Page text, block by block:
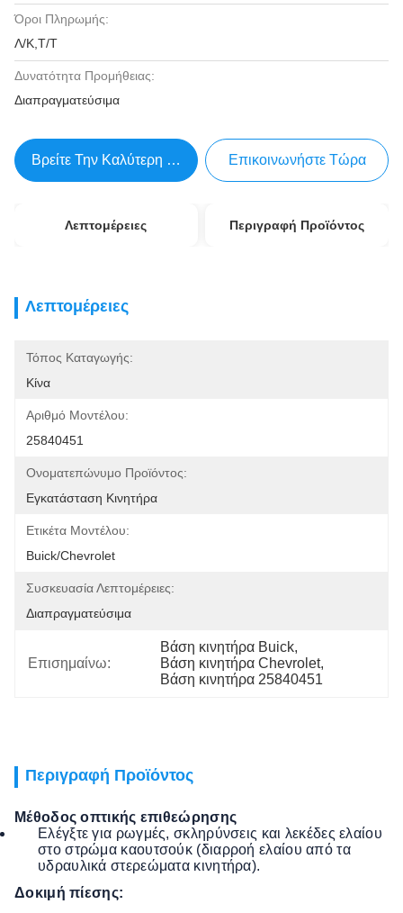
Όροι Πληρωμής:
Λ/Κ,Τ/Τ
Δυνατότητα Προμήθειας:
Διαπραγματεύσιμα
Βρείτε Την Καλύτερη Τιμή Επικοινωνήστε Τώρα
Λεπτομέρειες Περιγραφή Προϊόντος
Λεπτομέρειες
Τόπος Καταγωγής:
Κίνα
Αριθμό Μοντέλου:
25840451
Ονοματεπώνυμο Προϊόντος:
Εγκατάσταση Κινητήρα
Ετικέτα Μοντέλου:
Buick/Chevrolet
Συσκευασία Λεπτομέρειες:
Διαπραγματεύσιμα
Επισημαίνω:
Βάση κινητήρα Buick,
Βάση κινητήρα Chevrolet,
Βάση κινητήρα 25840451
Περιγραφή Προϊόντος
Μέθοδος οπτικής επιθεώρησης
Ελέγξτε για ρωγμές, σκληρύνσεις και λεκέδες ελαίου
στο στρώμα καουτσούκ (διαρροή ελαίου από τα
υδραυλικά στερεώματα κινητήρα).
Δοκιμή πίεσης: